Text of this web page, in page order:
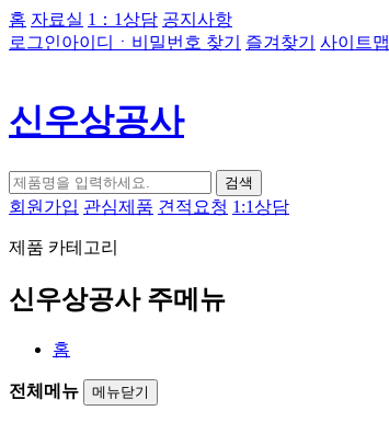
홈 자료실 1：1상담 공지사항
로그인아이디ㆍ비밀번호 찾기 즐겨찾기 사이트맵
신우상공사
검색
회원가입 관심제품 견적요청 1:1상담
제품 카테고리
신우상공사 주메뉴
홈
전체메뉴 메뉴닫기